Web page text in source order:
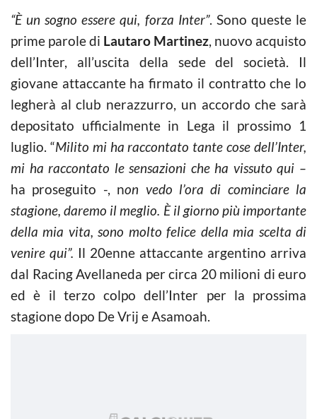
“È un sogno essere qui, forza Inter”. Sono queste le
prime parole di Lautaro Martinez, nuovo acquisto
dell’Inter, all’uscita della sede del società. Il
giovane attaccante ha firmato il contratto che lo
legherà al club nerazzurro, un accordo che sarà
depositato ufficialmente in Lega il prossimo 1
luglio. “Milito mi ha raccontato tante cose dell’Inter,
mi ha raccontato le sensazioni che ha vissuto qui –
ha proseguito -, non vedo l’ora di cominciare la
stagione, daremo il meglio. È il giorno più importante
della mia vita, sono molto felice della mia scelta di
venire qui”. Il 20enne attaccante argentino arriva
dal Racing Avellaneda per circa 20 milioni di euro
ed è il terzo colpo dell’Inter per la prossima
stagione dopo De Vrij e Asamoah.